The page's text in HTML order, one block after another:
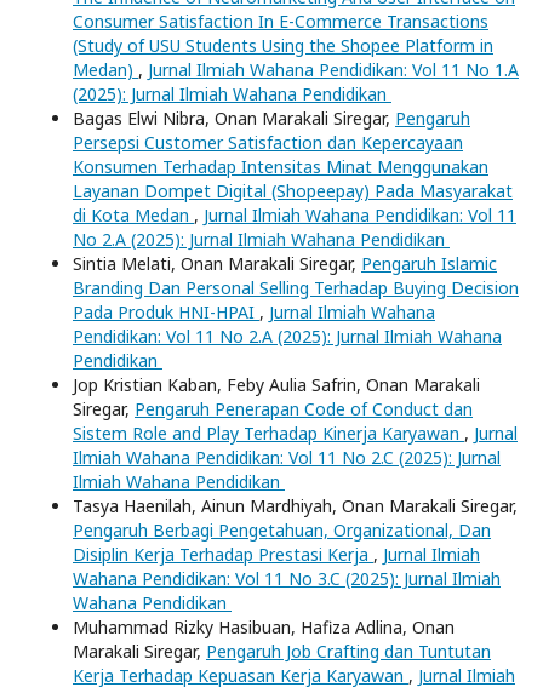
Consumer Satisfaction In E-Commerce Transactions
(Study of USU Students Using the Shopee Platform in
Medan) , Jurnal Ilmiah Wahana Pendidikan: Vol 11 No 1.A
(2025): Jurnal Ilmiah Wahana Pendidikan
Bagas Elwi Nibra, Onan Marakali Siregar, Pengaruh
Persepsi Customer Satisfaction dan Kepercayaan
Konsumen Terhadap Intensitas Minat Menggunakan
Layanan Dompet Digital (Shopeepay) Pada Masyarakat
di Kota Medan , Jurnal Ilmiah Wahana Pendidikan: Vol 11
No 2.A (2025): Jurnal Ilmiah Wahana Pendidikan
Sintia Melati, Onan Marakali Siregar, Pengaruh Islamic
Branding Dan Personal Selling Terhadap Buying Decision
Pada Produk HNI-HPAI , Jurnal Ilmiah Wahana
Pendidikan: Vol 11 No 2.A (2025): Jurnal Ilmiah Wahana
Pendidikan
Jop Kristian Kaban, Feby Aulia Safrin, Onan Marakali
Siregar, Pengaruh Penerapan Code of Conduct dan
Sistem Role and Play Terhadap Kinerja Karyawan , Jurnal
Ilmiah Wahana Pendidikan: Vol 11 No 2.C (2025): Jurnal
Ilmiah Wahana Pendidikan
Tasya Haenilah, Ainun Mardhiyah, Onan Marakali Siregar,
Pengaruh Berbagi Pengetahuan, Organizational, Dan
Disiplin Kerja Terhadap Prestasi Kerja , Jurnal Ilmiah
Wahana Pendidikan: Vol 11 No 3.C (2025): Jurnal Ilmiah
Wahana Pendidikan
Muhammad Rizky Hasibuan, Hafiza Adlina, Onan
Marakali Siregar, Pengaruh Job Crafting dan Tuntutan
Kerja Terhadap Kepuasan Kerja Karyawan , Jurnal Ilmiah